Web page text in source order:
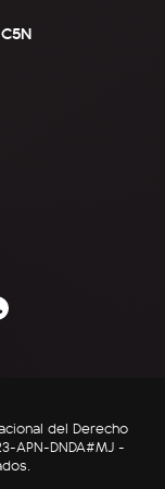
del Derecho
APN-DNDA#MJ -